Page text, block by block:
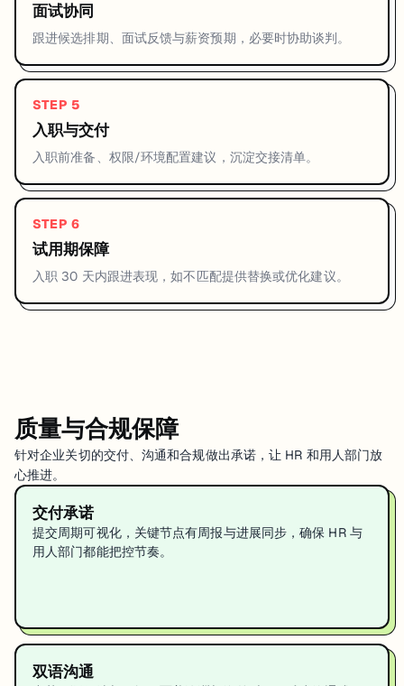
面试协同
跟进候选排期、面试反馈与薪资预期，必要时协助谈判。
STEP 5
入职与交付
入职前准备、权限/环境配置建议，沉淀交接清单。
STEP 6
试用期保障
入职 30 天内跟进表现，如不匹配提供替换或优化建议。
质量与合规保障
针对企业关切的交付、沟通和合规做出承诺，让 HR 和用人部门放
心推进。
交付承诺
提交周期可视化，关键节点有周报与进展同步，确保 HR 与
用人部门都能把控节奏。
双语沟通